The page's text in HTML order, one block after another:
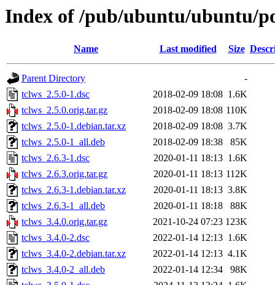
Index of /pub/ubuntu/ubuntu/
Name Last modified Size
Parent Directory
-
tclws_2.5.0-1.dsc
2018-02-09 18:08 1.6K
tclws_2.5.0.orig.tar.gz
2018-02-09 18:08 110K
tclws_2.5.0-1.debian.tar.xz
2018-02-09 18:08 3.7K
tclws_2.5.0-1_all.deb
2018-02-09 18:38
85K
tclws_2.6.3-1.dsc
2020-01-11 18:13 1.6K
tclws_2.6.3.orig.tar.gz
2020-01-11 18:13 112K
tclws_2.6.3-1.debian.tar.xz
2020-01-11 18:13 3.8K
tclws_2.6.3-1_all.deb
2020-01-11 18:18
88K
tclws_3.4.0.orig.tar.gz
2021-10-24 07:23 123K
tclws_3.4.0-2.dsc
2022-01-14 12:13 1.6K
tclws_3.4.0-2.debian.tar.xz
2022-01-14 12:13 4.1K
tclws_3.4.0-2_all.deb
2022-01-14 12:34
98K